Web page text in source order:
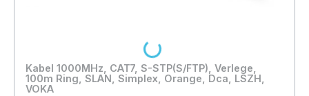
Kabel 1000MHz, CAT7, S-STP(S/FTP), Verlege,
100m Ring, SLAN, Simplex, Orange, Dca, LSZH,
VOKA
Loading...